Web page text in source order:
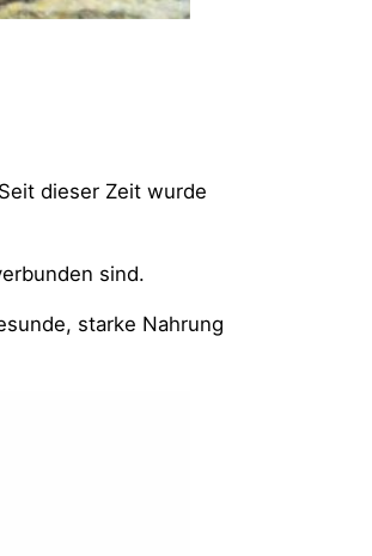
dieser Zeit wurde
sind.
starke Nahrung